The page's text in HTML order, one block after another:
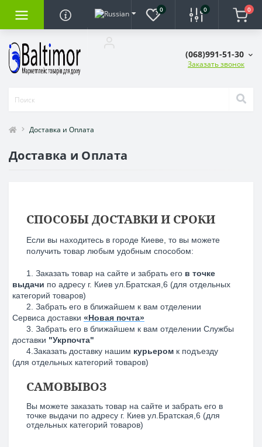
0 0 0
(068)991-51-30
Заказать звонок
Доставка и Оплата
Доставка и Оплата
СПОСОБЫ ДОСТАВКИ И СРОКИ
Если вы находитесь в городе Киеве, то вы можете
получить товар любым удобным способом:
1. Заказать товар на сайте и забрать его в точке
выдачи по адресу г. Киев ул.Братская,6 (для отдельных
категорий товаров)
2. Забрать его в ближайшем к вам отделении
Сервиса доставки «Новая почта»
3. Забрать его в ближайшем к вам отделении Службы
доставки "Укрпочта"
4.Заказать доставку нашим курьером к подъезду
(для отдельных категорий товаров)
САМОВЫВОЗ
Вы можете заказать товар на сайте и забрать его в
точке выдачи по адресу г. Киев ул.Братская,6 (для
отдельных категорий товаров)